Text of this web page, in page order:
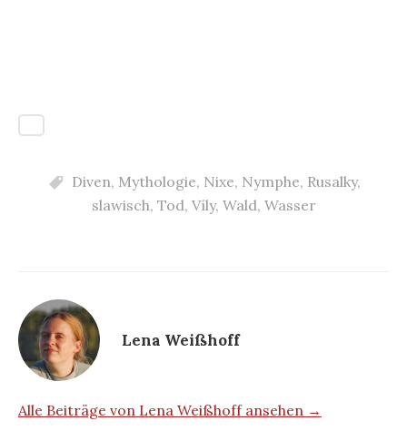
Diven, Mythologie, Nixe, Nymphe, Rusalky,
slawisch, Tod, Víly, Wald, Wasser
Lena Weißhoff
Alle Beiträge von Lena Weißhoff ansehen →